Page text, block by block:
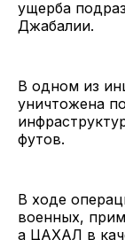
ущерба
Джабалии.
В одном из
уничтожена
футов.
В ходе
военных,
а ЦАХАЛ в